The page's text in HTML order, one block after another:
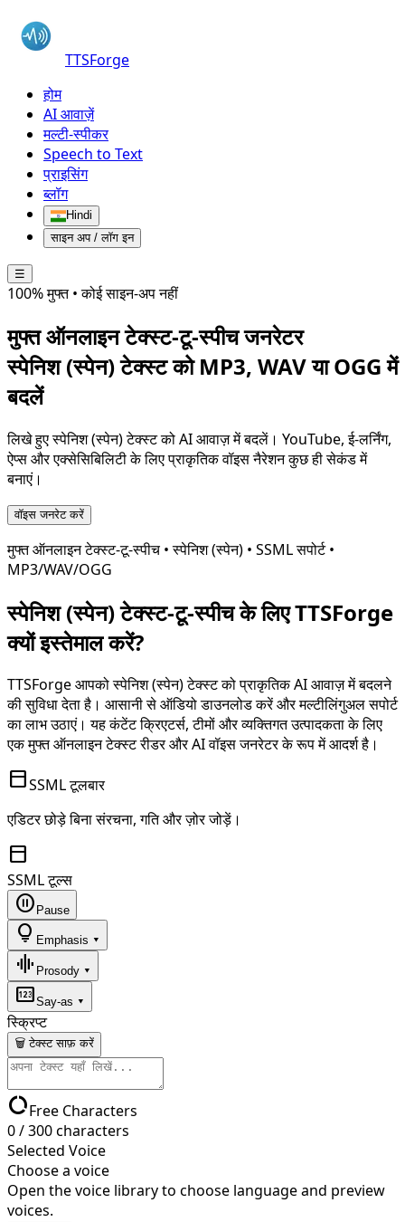
TTSForge
होम
AI आवाज़ें
मल्टी-स्पीकर
Speech to Text
प्राइसिंग
ब्लॉग
Hindi
साइन अप / लॉग इन
☰
100% मुफ्त • कोई साइन-अप नहीं
मुफ्त ऑनलाइन टेक्स्ट-टू-स्पीच जनरेटर
स्पेनिश (स्पेन)टेक्स्ट को MP3, WAV या OGG में
बदलें
लिखे हुएस्पेनिश (स्पेन)टेक्स्ट को AI आवाज़ में बदलें। YouTube, ई-लर्निंग,
ऐप्स और एक्सेसिबिलिटी के लिए प्राकृतिक वॉइस नैरेशन कुछ ही सेकंड में
बनाएं।
वॉइस जनरेट करें
मुफ्त ऑनलाइन टेक्स्ट-टू-स्पीच •स्पेनिश (स्पेन) • SSML सपोर्ट •
MP3/WAV/OGG
स्पेनिश (स्पेन)टेक्स्ट-टू-स्पीच के लिए TTSForge
क्यों इस्तेमाल करें?
TTSForge आपकोस्पेनिश (स्पेन)टेक्स्ट को प्राकृतिक AI आवाज़ में बदलने
की सुविधा देता है। आसानी से ऑडियो डाउनलोड करें और मल्टीलिंगुअल सपोर्ट
का लाभ उठाएं। यह कंटेंट क्रिएटर्स, टीमों और व्यक्तिगत उत्पादकता के लिए
एक मुफ्त ऑनलाइन टेक्स्ट रीडर और AI वॉइस जनरेटर के रूप में आदर्श है।
toolbarSSML टूलबार
एडिटर छोड़े बिना संरचना, गति और ज़ोर जोड़ें।
toolbar
SSML टूल्स
pause_circle Pause
lightbulb Emphasis ▾
graphic_eq Prosody ▾
pinSay-as ▾
स्क्रिप्ट
🗑 टेक्स्ट साफ़ करें
data_usageFree Characters
0/300characters
Selected Voice
Choose a voice
Open the voice library to choose language and preview
voices.